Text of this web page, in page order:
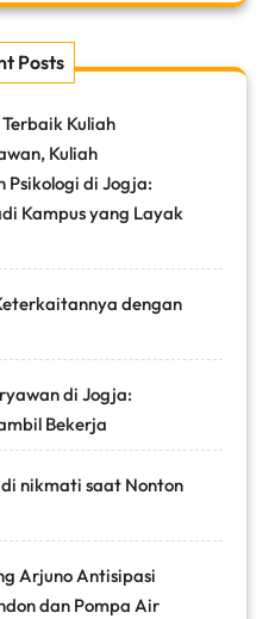
Posts
Kuliah
Kuliah
Psikologi di Jogja:
Kampus yang Layak
dengan
di Jogja:
Bekerja
nikmati saat Nonton
Arjuno Antisipasi
dan Pompa Air